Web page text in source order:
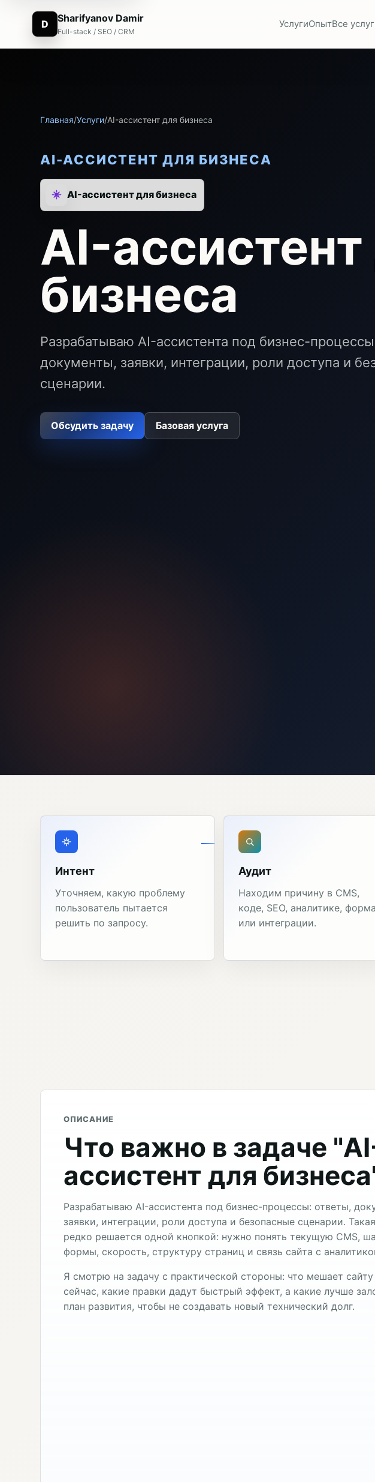
D Sharifyanov Damir
Full-stack / SEO / CRM
УслугиОпытВсе
Главная/Услуги/AI-ассистент для бизнеса
AI-АССИСТЕНТ ДЛЯ БИЗНЕСА
AI-ассистент для бизнеса
AI-
бизнеса
Разрабатываю AI-ассистента под бизнес-
документы, заявки, интеграции, роли доступа и
сценарии.
Обсудить задачу Базовая услуга
Интент
Уточняем, какую проблему
пользователь пытается
решить по запросу.
Аудит
Находим причину в CMS,
коде, SEO, аналитике,
или интеграции.
ОПИСАНИЕ
Что важно в задаче
ассистент для
Разрабатываю AI-ассистента под бизнес-процессы: ответы,
заявки, интеграции, роли доступа и безопасные сценарии.
редко решается одной кнопкой: нужно понять текущую CMS,
формы, скорость, структуру страниц и связь сайта с
Я смотрю на задачу с практической стороны: что мешает сайту
сейчас, какие правки дадут быстрый эффект, а какие лучше
план развития, чтобы не создавать новый технический долг.